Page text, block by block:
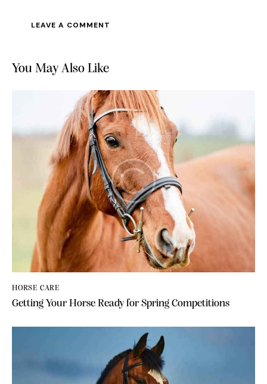
You May Also Like
HORSE CARE
Getting Your Horse Ready for Spring Competitions